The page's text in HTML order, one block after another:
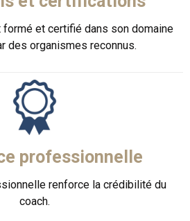
formé et certifié dans son domaine
des organismes reconnus.
professionnelle
renforce la crédibilité du
coach.